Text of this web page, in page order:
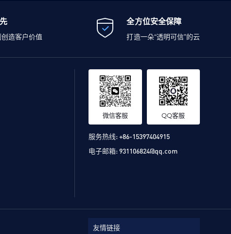
造客户价值
全方位安全保障
打造一朵“透明可信”的云
微信客服 QQ客服
服务热线:+86-15397404915
电子邮箱:931106824@qq.com
友情链接